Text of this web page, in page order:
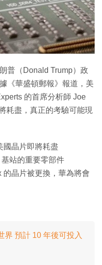
普（Donald Trump）政
《華盛頓郵報》報道，美
的首席分析師 Joe
耗盡，真正的考驗可能現
國晶片即將耗盡
站的重要零部件
晶片被更換，華為將會
界 預計 10 年後可投入